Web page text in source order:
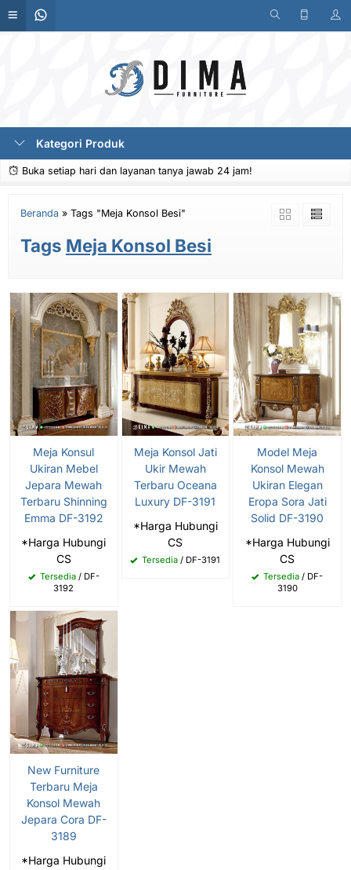
Kategori Produk
Buka setiap hari dan layanan tanya jawab 24 jam!
Beranda » Tags "Meja Konsol Besi"
Tags Meja Konsol Besi
Meja Konsul
Ukiran Mebel
Jepara Mewah
Terbaru Shinning
Emma DF-3192
*Harga Hubungi
CS
Tersedia/ DF-
3192
Meja Konsol Jati
Ukir Mewah
Terbaru Oceana
Luxury DF-3191
*Harga Hubungi
CS
Tersedia / DF-3191
Model Meja
Konsol Mewah
Ukiran Elegan
Eropa Sora Jati
Solid DF-3190
*Harga Hubungi
CS
Tersedia / DF-
3190
New Furniture
Terbaru Meja
Konsol Mewah
Jepara Cora DF-
3189
*Harga Hubungi